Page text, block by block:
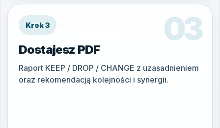
Krok 3
Dostajesz PDF
Raport KEEP / DROP / CHANGE z uzasadnieniem
oraz rekomendacją kolejności i synergii.